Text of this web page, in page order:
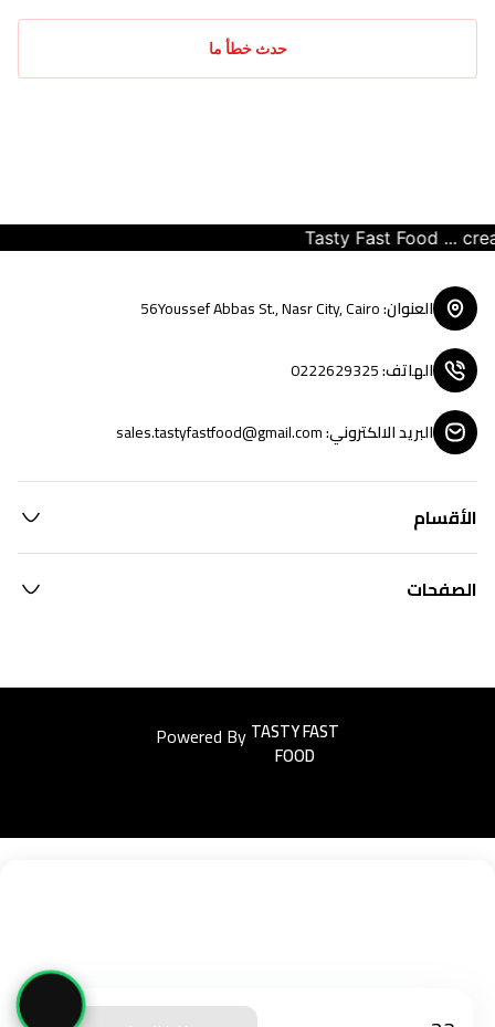
حدث خطأ ما
Tasty Fast Food ... create
العنوان:
56Youssef Abbas St., Nasr City, Cairo
الهاتف:
0222629325
البريد الالكتروني:
sales.tastyfastfood@gmail.com
الأقسام
الصفحات
Powered ByEasyorders